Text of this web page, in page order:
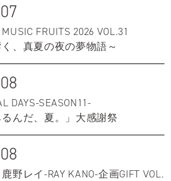
FRUITS 2026 VOL.31
、真夏の夜の夢物語～
DAYS-SEASON11-
るんだ、夏。」大感謝祭
鹿野レイ-RAY KANO-企画GIFT VOL.